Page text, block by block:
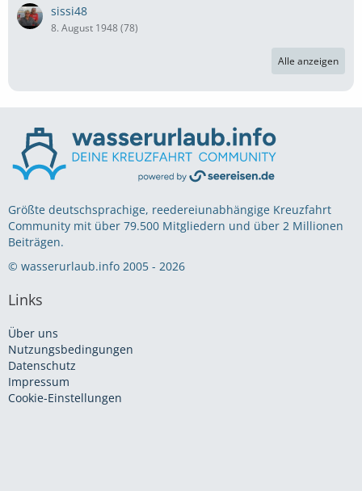
sissi48
8. August 1948 (78)
Alle anzeigen
Größte deutschsprachige, reedereiunabhängige Kreuzfahrt
Community mit über 79.500 Mitgliedern und über 2 Millionen
Beiträgen.
© wasserurlaub.info 2005 - 2026
Links
Über uns
Nutzungsbedingungen
Datenschutz
Impressum
Cookie-Einstellungen